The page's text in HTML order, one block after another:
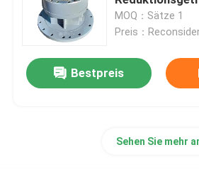
Bagger Hydraulische Pumpe
Bagger Schwenkmotor
MOQ：Sätze 1
Preis：
Bestpreis
Sehen Sie mehr